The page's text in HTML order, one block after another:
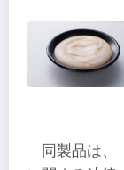
同製品は、